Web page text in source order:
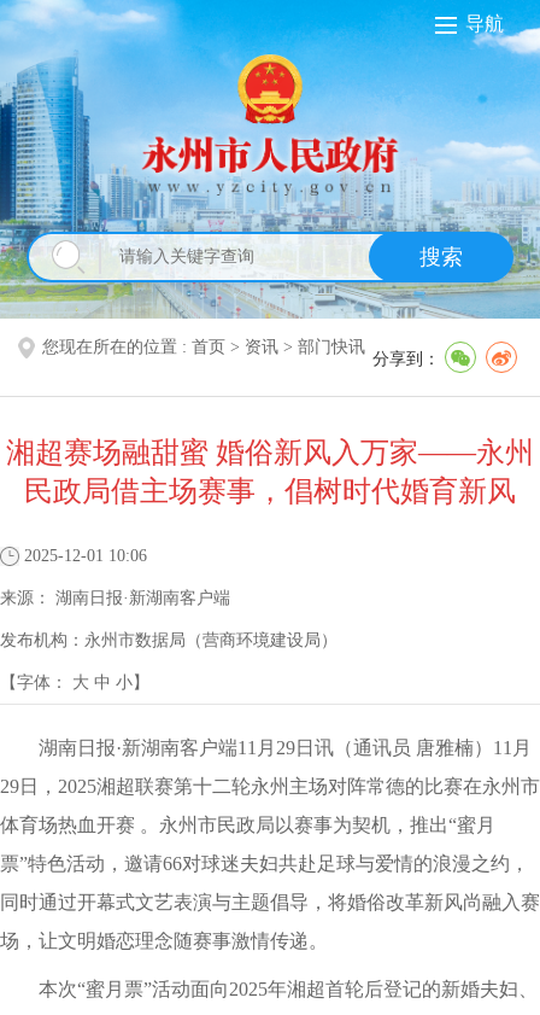
导航
搜索
您现在所在的位置 : 首页 > 资讯 > 部门快讯
分享到：
湘超赛场融甜蜜 婚俗新风入万家——永州
民政局借主场赛事，倡树时代婚育新风
2025-12-01 10:06
来源： 湖南日报·新湖南客户端
发布机构： 永州市数据局（营商环境建设局）
【字体： 大 中 小】
湖南日报·新湖南客户端11月29日讯（通讯员 唐雅楠）11月
29日，2025湘超联赛第十二轮永州主场对阵常德的比赛在永州市
体育场热血开赛 。永州市民政局以赛事为契机，推出“蜜月
票”特色活动，邀请66对球迷夫妇共赴足球与爱情的浪漫之约，
同时通过开幕式文艺表演与主题倡导，将婚俗改革新风尚融入赛
场，让文明婚恋理念随赛事激情传递。
本次“蜜月票”活动面向2025年湘超首轮后登记的新婚夫妇、